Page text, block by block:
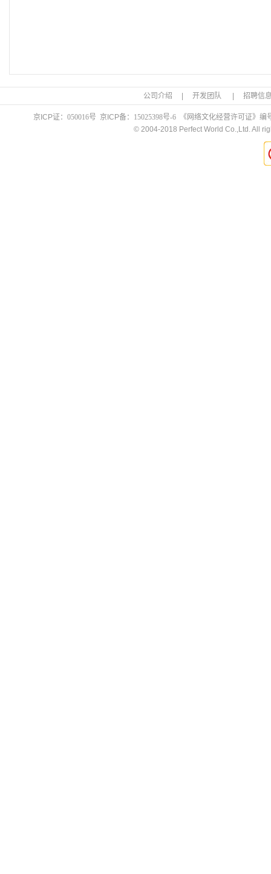
公司介绍 开发团队 招聘信
京ICP证： 050016号 京ICP备： 15025398号-6《网络文化经营许可证》编
© 2004-2018 Perfect World Co.,Ltd. All